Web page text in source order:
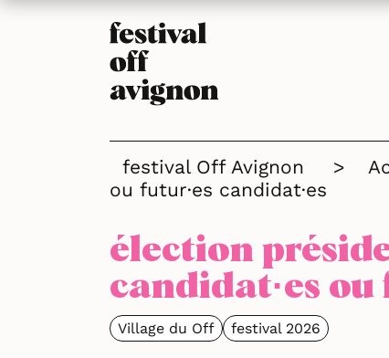
festival Off Avignon >
ou futur·es candidat·es
élection
candidat·es ou
Village du Off festival 2026